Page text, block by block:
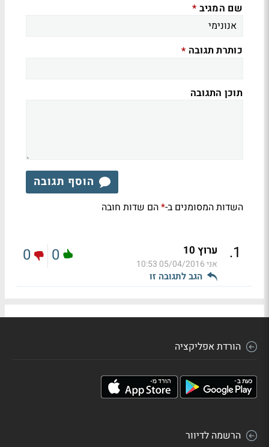
שם המגיב *
כותרת תגובה *
תוכן התגובה
הוסף תגובה
השדות המסומנים ב-*הם שדות חובה
1
. ערוץ 10
אני05/04/2016 10:53
הגב לתגובה זו
0
0
הורדת אפליקציה
הרשמה לדיוור